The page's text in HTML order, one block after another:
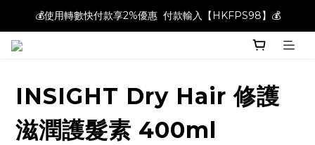
💰使用轉數快付款享2%優惠  付款輸入【HKFPS98】💰
💰使用轉數快付款享2%優惠  付款輸入【HKFPS98】💰
新註冊會員即享$20購物金｜全店滿$400本地免運費📦!
INSIGHT Dry Hair 修護
滋潤護髮素 400ml